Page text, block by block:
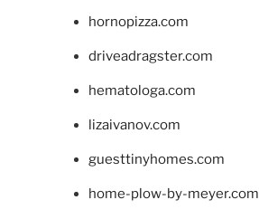
hornopizza.com
driveadragster.com
hematologa.com
lizaivanov.com
guesttinyhomes.com
home-plow-by-meyer.com